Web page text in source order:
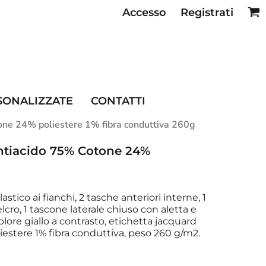
Accesso Registrati
CONTATTI
24% poliestere 1% fibra conduttiva 260g
75% Cotone 24%
ai fianchi, 2 tasche anteriori interne, 1
1 tascone laterale chiuso con aletta e
giallo a contrasto, etichetta jacquard
1% fibra conduttiva, peso 260 g/m2.